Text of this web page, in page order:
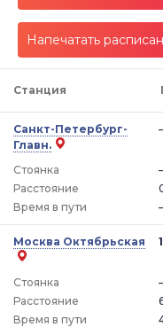
Напечатать
Станция
Санкт-Петербург-
Главн.
Стоянка
Расстояние
Время в пути
Москва Октябрьская
Стоянка
Расстояние
Время в пути